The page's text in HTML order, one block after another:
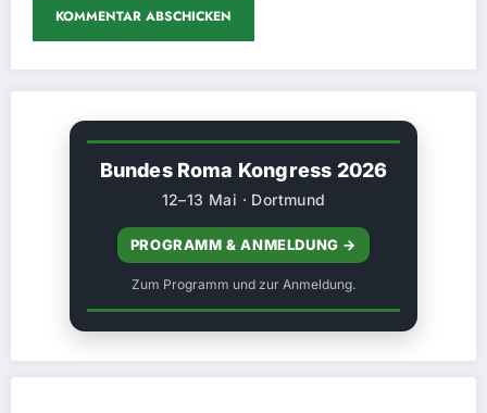
Bundes Roma Kongress 2026
12–13 Mai · Dortmund
PROGRAMM & ANMELDUNG →
Zum Programm und zur Anmeldung.